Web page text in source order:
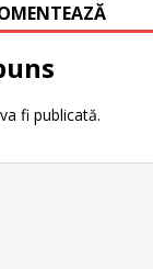
fi publicată.